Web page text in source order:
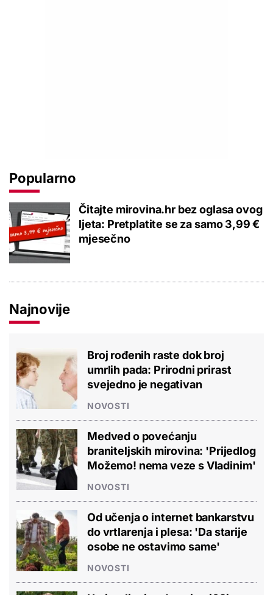
Popularno
Čitajte mirovina.hr bez oglasa ovog
ljeta: Pretplatite se za samo 3,99 €
mjesečno
Najnovije
Broj rođenih raste dok broj
umrlih pada: Prirodni prirast
svejedno je negativan
NOVOSTI
Medved o povećanju
braniteljskih mirovina: 'Prijedlog
Možemo! nema veze s Vladinim'
NOVOSTI
Od učenja o internet bankarstvu
do vrtlarenja i plesa: 'Da starije
osobe ne ostavimo same'
NOVOSTI